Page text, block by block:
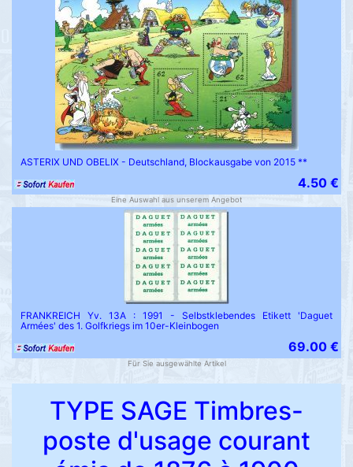
ASTERIX UND OBELIX - Deutschland, Blockausgabe von 2015 **
4.50 €
Eine Auswahl aus unserem Angebot
FRANKREICH Yv. 13A : 1991 - Selbstklebendes Etikett 'Daguet
Armées' des 1. Golfkriegs im 10er-Kleinbogen
69.00 €
Für Sie ausgewählte Artikel
TYPE SAGE Timbres-
poste d'usage courant